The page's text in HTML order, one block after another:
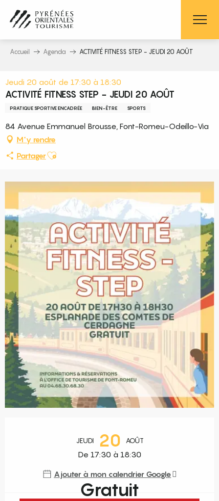
contenu
principal
Accueil Agenda ACTIVITÉ FITNESS STEP - JEUDI 20 AOÛT
Jeudi 20 août de 17:30 à 18:30
ACTIVITÉ FITNESS STEP - JEUDI 20 AOÛT
PRATIQUE SPORTIVE ENCADRÉE BIEN-ÊTRE SPORTS
84 Avenue Emmanuel Brousse, Font-Romeu-Odeillo-Via
M'y rendre
PartagerAjouter aux favoris
JEUDI 20 AOÛT
De 17:30 à 18:30
Ajouter à mon calendrier Google
Gratuit